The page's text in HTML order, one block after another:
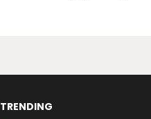
TRENDING